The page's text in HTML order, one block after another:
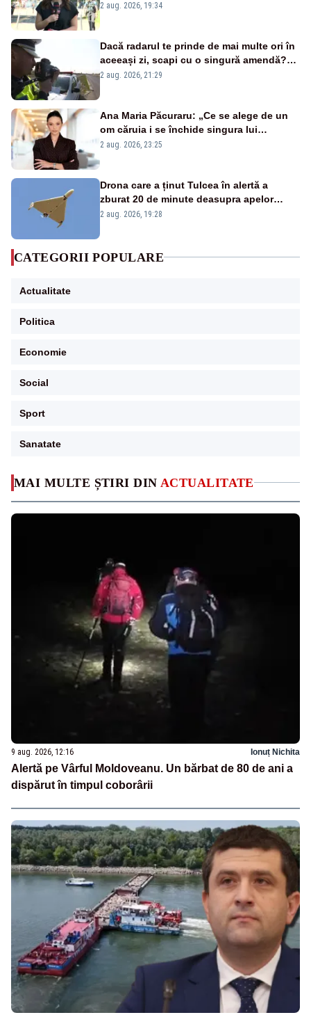
MAI MULTE ȘTIRI DIN ACTUALITATE
9 aug. 2026, 12:16 Ionuț Nichita
Alertă pe Vârful Moldoveanu. Un bărbat de 80 de ani a
dispărut în timpul coborârii
energetică
2 aug. 2026, 19:34
Dacă radarul te prinde de mai multe ori în
aceeași zi, scapi cu o singură amendă?
Ce spune legea
2 aug. 2026, 21:29
Ana Maria Păcuraru: „Ce se alege de un
om căruia i se închide singura lui
portiță?”
2 aug. 2026, 23:25
Drona care a ținut Tulcea în alertă a
zburat 20 de minute deasupra apelor
României. Au fost ridicate două F-16
2 aug. 2026, 19:28
CATEGORII POPULARE
Actualitate
Politica
Economie
Social
Sport
Sanatate